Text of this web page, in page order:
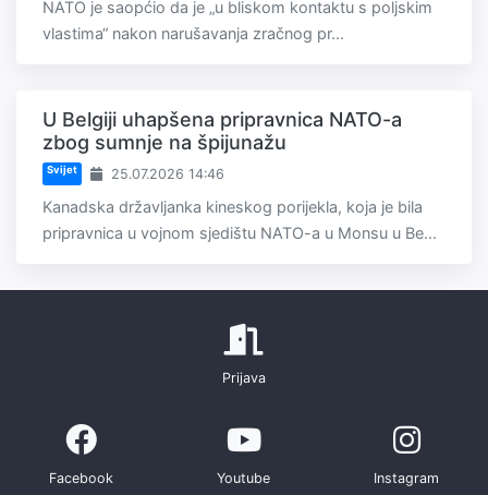
NATO je saopćio da je „u bliskom kontaktu s poljskim
vlastima“ nakon narušavanja zračnog pr...
U Belgiji uhapšena pripravnica NATO-a
zbog sumnje na špijunažu
Svijet 25.07.2026 14:46
Kanadska državljanka kineskog porijekla, koja je bila
pripravnica u vojnom sjedištu NATO-a u Monsu u Be...
Prijava
Facebook Youtube Instagram